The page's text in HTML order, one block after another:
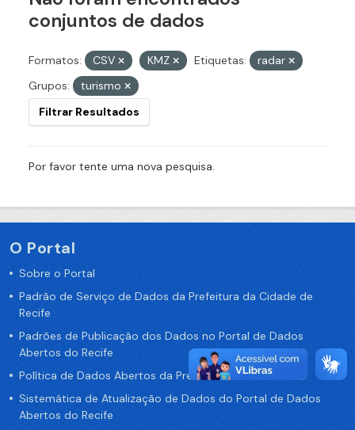
conjuntos de dados
Formatos: CSV KMZ Etiquetas:
radar
Grupos:
turismo
Filtrar Resultados
Por favor tente uma nova pesquisa.
O Portal
Sobre o Portal
Padrão de Serviço de Dados da Prefeitura da Cidade de
Recife
Padrões de Publicação dos Dados no Portal de Dados
Abertos do Recife
Política de Dados Abertos da Prefeitura do Recife
Sistemática de Atualização de Dados do Portal de Dados
Abertos do Recife